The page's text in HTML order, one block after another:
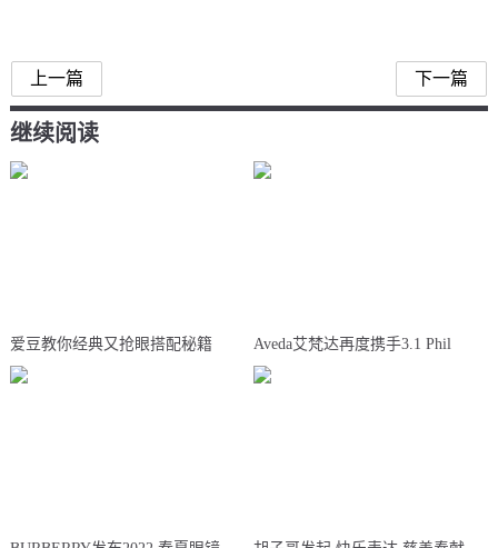
上一篇 下一篇
继续阅读
爱豆教你经典又抢眼搭配秘籍 Aveda艾梵达再度携手3.1 Phil